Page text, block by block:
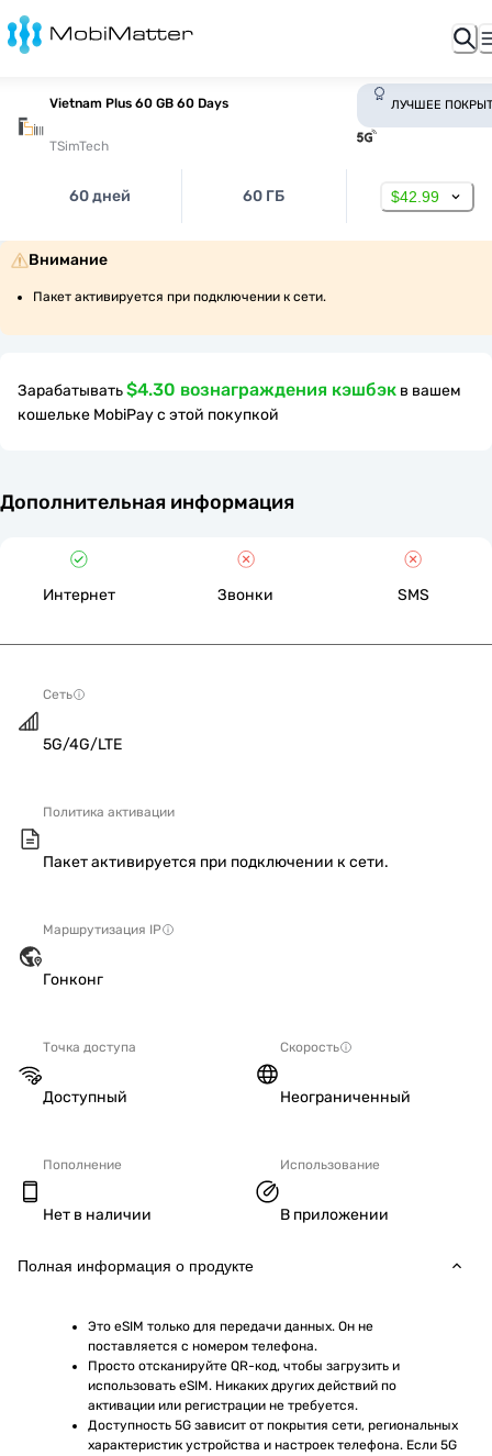
Vietnam Plus 60 GB 60 Days
TSimTech
ЛУЧШЕЕ
60 дней 60 ГБ $42.99
Внимание
Пакет активируется при подключении к сети.
Зарабатывать$4.30 вознаграждения кэшбэк в вашем
кошельке MobiPay с этой покупкой
Дополнительная информация
Интернет Звонки SMS
Сеть
5G/4G/LTE
Политика активации
Пакет активируется при подключении к сети.
Маршрутизация IP
Гонконг
Точка доступа
Доступный
Скорость
Неограниченный
Пополнение
Нет в наличии
Использование
В приложении
Полная информация о продукте
Это eSIM только для передачи данных. Он не
поставляется с номером телефона.
Просто отсканируйте QR-код, чтобы загрузить и
использовать eSIM. Никаких других действий по
активации или регистрации не требуется.
Доступность 5G зависит от покрытия сети, региональных
характеристик устройства и настроек телефона. Если 5G